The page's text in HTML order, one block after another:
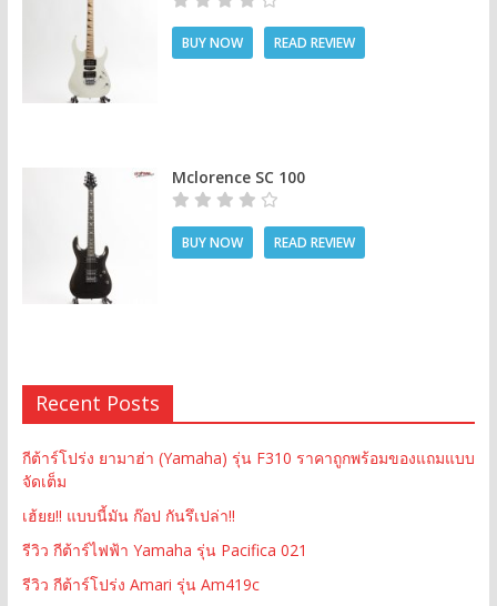
BUY NOW READ REVIEW
Mclorence SC 100
BUY NOW READ REVIEW
Recent Posts
กีต้าร์โปร่ง ยามาฮ่า (Yamaha) รุ่น F310 ราคาถูกพร้อมของแถมแบบ
จัดเต็ม
เฮ้ยย!! แบบนี้มัน ก๊อป กันรึเปล่า!!
รีวิว กีต้าร์ไฟฟ้า Yamaha รุ่น Pacifica 021
รีวิว กีต้าร์โปร่ง Amari รุ่น Am419c